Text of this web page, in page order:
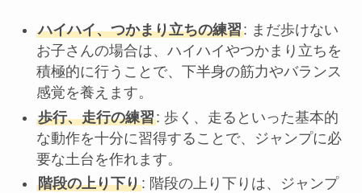
ハイハイ、つかまり立ちの練習: まだ歩けない
お子さんの場合は、ハイハイやつかまり立ちを
積極的に行うことで、下半身の筋力やバランス
感覚を養えます。
歩行、走行の練習: 歩く、走るといった基本的
な動作を十分に習得することで、ジャンプに必
要な土台を作れます。
階段の上り下り: 階段の上り下りは、ジャンプ